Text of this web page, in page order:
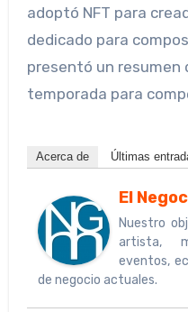
adoptó NFT para
dedicado para
presentó un resumen
temporada para
Acerca de Últimas
El
Nuestro
artista,
eventos,
de negocio actuales.